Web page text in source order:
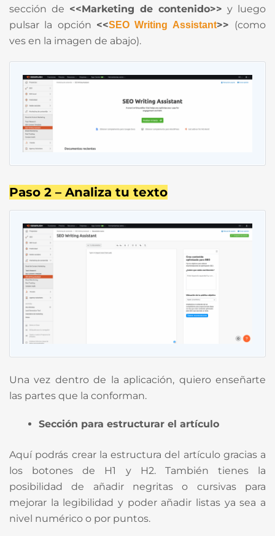
sección de <<Marketing de contenido>> y luego
pulsar la opción <<SEO Writing Assistant>> (como
ves en la imagen de abajo).
Paso 2 – Analiza tu texto
Una vez dentro de la aplicación, quiero enseñarte
las partes que la conforman.
Sección para estructurar el artículo
Aquí podrás crear la estructura del artículo gracias a
los botones de H1 y H2. También tienes la
posibilidad de añadir negritas o cursivas para
mejorar la legibilidad y poder añadir listas ya sea a
nivel numérico o por puntos.